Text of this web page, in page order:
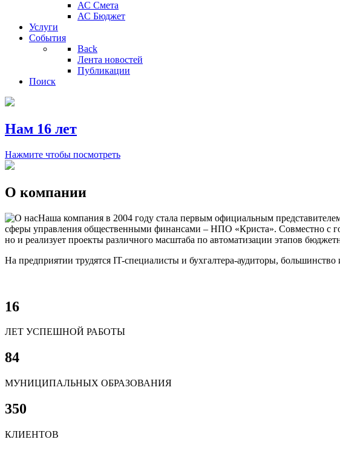
АС Смета
АС Бюджет
Услуги
События
Back
Лента новостей
Публикации
Поиск
Нам 16 лет
Нажмите чтобы посмотреть
О компании
Наша компания в 2004 году стала первым официальным
сферы управления общественными финансами – НПО «Криста». Совместно с
но и реализует проекты различного масштаба по автоматизации этапов
На предприятии трудятся IT-специалисты и бухгалтера-аудиторы,
16
ЛЕТ УСПЕШНОЙ РАБОТЫ
84
МУНИЦИПАЛЬНЫХ ОБРАЗОВАНИЯ
350
КЛИЕНТОВ